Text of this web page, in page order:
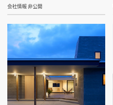
会社情報 非公開